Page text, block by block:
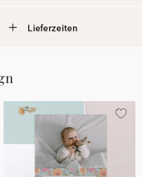
Lieferzeiten